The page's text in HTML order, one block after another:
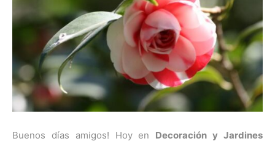
Buenos días amigos! Hoy en Decoración y Jardines